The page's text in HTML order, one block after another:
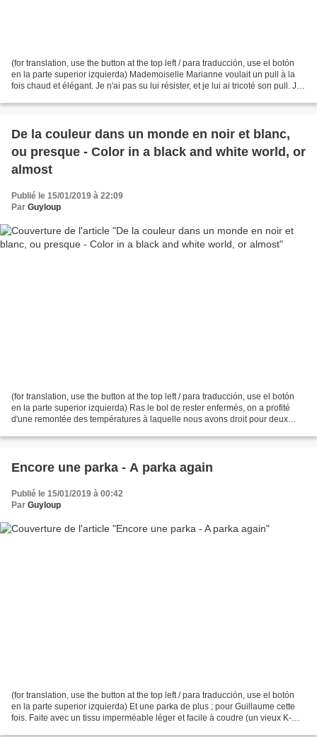
(for translation, use the button at the top left / para traducción, use el botón
en la parte superior izquierda) Mademoiselle Marianne voulait un pull à la
fois chaud et élégant. Je n'ai pas su lui résister, et je lui ai tricoté son pull. J'ai
De la couleur dans un monde en noir et blanc,
ou presque - Color in a black and white world, or
almost
Publié le 15/01/2019 à 22:09
Par Guyloup
(for translation, use the button at the top left / para traducción, use el botón
en la parte superior izquierda) Ras le bol de rester enfermés, on a profité
d'une remontée des températures à laquelle nous avons droit pour deux
Encore une parka - A parka again
Publié le 15/01/2019 à 00:42
Par Guyloup
(for translation, use the button at the top left / para traducción, use el botón
en la parte superior izquierda) Et une parka de plus ; pour Guillaume cette
fois. Faite avec un tissu imperméable léger et facile à coudre (un vieux K-